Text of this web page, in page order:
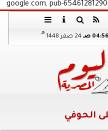
google.com, pub-
04:56 صـ 24 صفر 1448
هـ
الحوفي